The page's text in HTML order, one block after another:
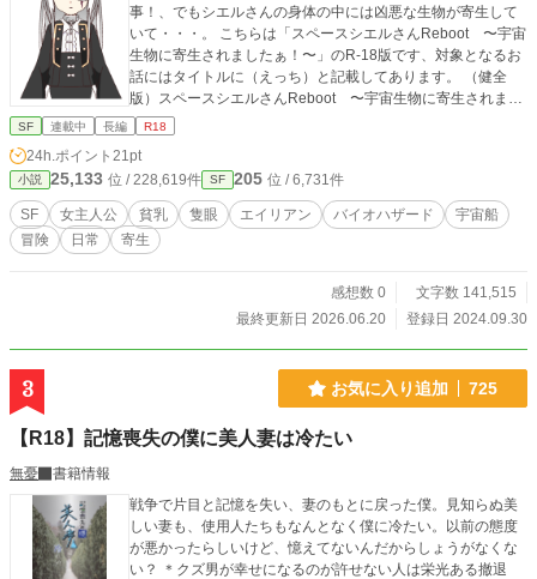
事！、でもシエルさんの身体の中には凶悪な生物が寄生して
いて・・・。 こちらは「スペースシエルさんReboot 〜宇宙
生物に寄生されましたぁ！〜」のR-18版です、対象となるお
話にはタイトルに（えっち）と記載してあります。 （健全
版）スペースシエルさんReboot 〜宇宙生物に寄生されまし
たぁ！〜はこちら。 https://www.alphapolis.co.jp/novel/65235
修正しました。
SF 連載中 長編 R18
24h.ポイント 21pt
小説 25,133 位 / 228,619件 SF 205 位 / 6,731件
SF 女主人公 貧乳 隻眼 エイリアン バイオハザード
宇宙船
冒険
日常 寄生
感想数 0
文字数 141,515
最終更新日 2026.06.20
登録日 2024.09.30
3 お気に入り追加 725
【R18】記憶喪失の僕に美人妻は冷たい
無憂
書籍情報
戦争で片目と記憶を失い、妻のもとに戻った僕。見知らぬ美
しい妻も、使用人たちもなんとなく僕に冷たい。以前の態度
が悪かったらしいけど、憶えてないんだからしょうがなくな
い？ ＊クズ男が幸せになるのが許せない人は栄光ある撤退